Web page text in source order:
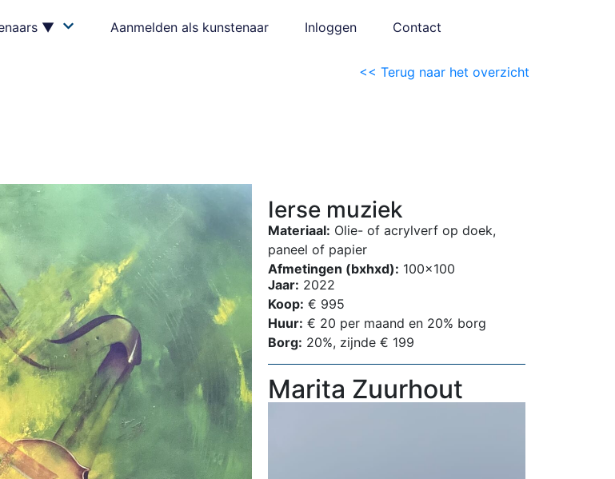
▼ Aanmelden als kunstenaar Inloggen Contact
<< Terug naar het overzicht
Ierse muziek
Materiaal: Olie- of acrylverf op doek,
paneel of papier
Afmetingen (bxhxd): 100×100
Jaar: 2022
Koop: € 995
Huur: € 20 per maand en 20% borg
Borg: 20%, zijnde € 199
Marita Zuurhout